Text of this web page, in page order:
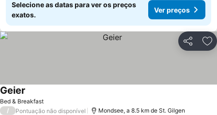
Selecione as datas para ver os preços
exatos.
Ver preços
Partilhar
Bed & Breakfast
Geier
/ Pontuação não disponível Mondsee, a 8.5 km de St. Gilgen